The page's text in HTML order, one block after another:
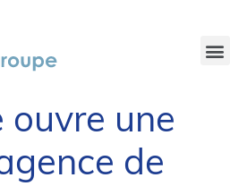
ouvre une
de